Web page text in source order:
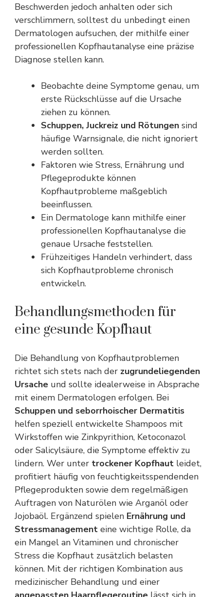
Beschwerden jedoch anhalten oder sich
verschlimmern, solltest du unbedingt einen
Dermatologen aufsuchen, der mithilfe einer
professionellen Kopfhautanalyse eine präzise
Diagnose stellen kann.
Beobachte deine Symptome genau, um
erste Rückschlüsse auf die Ursache
ziehen zu können.
Schuppen, Juckreiz und Rötungen sind
häufige Warnsignale, die nicht ignoriert
werden sollten.
Faktoren wie Stress, Ernährung und
Pflegeprodukte können
Kopfhautprobleme maßgeblich
beeinflussen.
Ein Dermatologe kann mithilfe einer
professionellen Kopfhautanalyse die
genaue Ursache feststellen.
Frühzeitiges Handeln verhindert, dass
sich Kopfhautprobleme chronisch
entwickeln.
Behandlungsmethoden für
eine gesunde Kopfhaut
Die Behandlung von Kopfhautproblemen
richtet sich stets nach der zugrundeliegenden
Ursache und sollte idealerweise in Absprache
mit einem Dermatologen erfolgen. Bei
Schuppen und seborrhoischer Dermatitis
helfen speziell entwickelte Shampoos mit
Wirkstoffen wie Zinkpyrithion, Ketoconazol
oder Salicylsäure, die Symptome effektiv zu
lindern. Wer unter trockener Kopfhaut leidet,
profitiert häufig von feuchtigkeitsspendenden
Pflegeprodukten sowie dem regelmäßigen
Auftragen von Naturölen wie Arganöl oder
Jojobaöl. Ergänzend spielen Ernährung und
Stressmanagement eine wichtige Rolle, da
ein Mangel an Vitaminen und chronischer
Stress die Kopfhaut zusätzlich belasten
können. Mit der richtigen Kombination aus
medizinischer Behandlung und einer